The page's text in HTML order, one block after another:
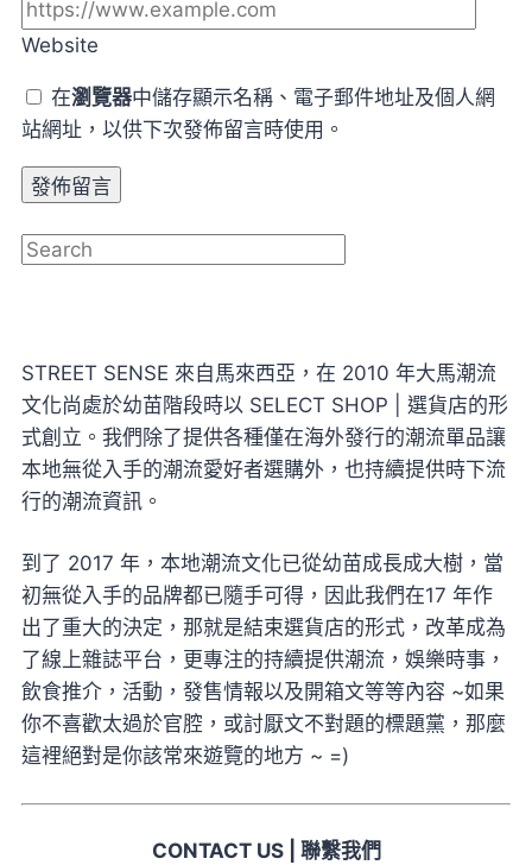
Website
在瀏覽器中儲存顯示名稱、電子郵件地址及個人網
站網址，以供下次發佈留言時使用。
搜尋
STREET SENSE 來自馬來西亞，在 2010 年大馬潮流
文化尚處於幼苗階段時以 SELECT SHOP | 選貨店的形
式創立。我們除了提供各種僅在海外發行的潮流單品讓
本地無從入手的潮流愛好者選購外，也持續提供時下流
行的潮流資訊。
到了 2017 年，本地潮流文化已從幼苗成長成大樹，當
初無從入手的品牌都已隨手可得，因此我們在17 年作
出了重大的決定，那就是結束選貨店的形式，改革成為
了線上雜誌平台，更專注的持續提供潮流，娛樂時事，
飲食推介，活動，發售情報以及開箱文等等內容 ~如果
你不喜歡太過於官腔，或討厭文不對題的標題黨，那麼
這裡絕對是你該常來遊覽的地方 ~ =)
CONTACT US | 聯繫我們